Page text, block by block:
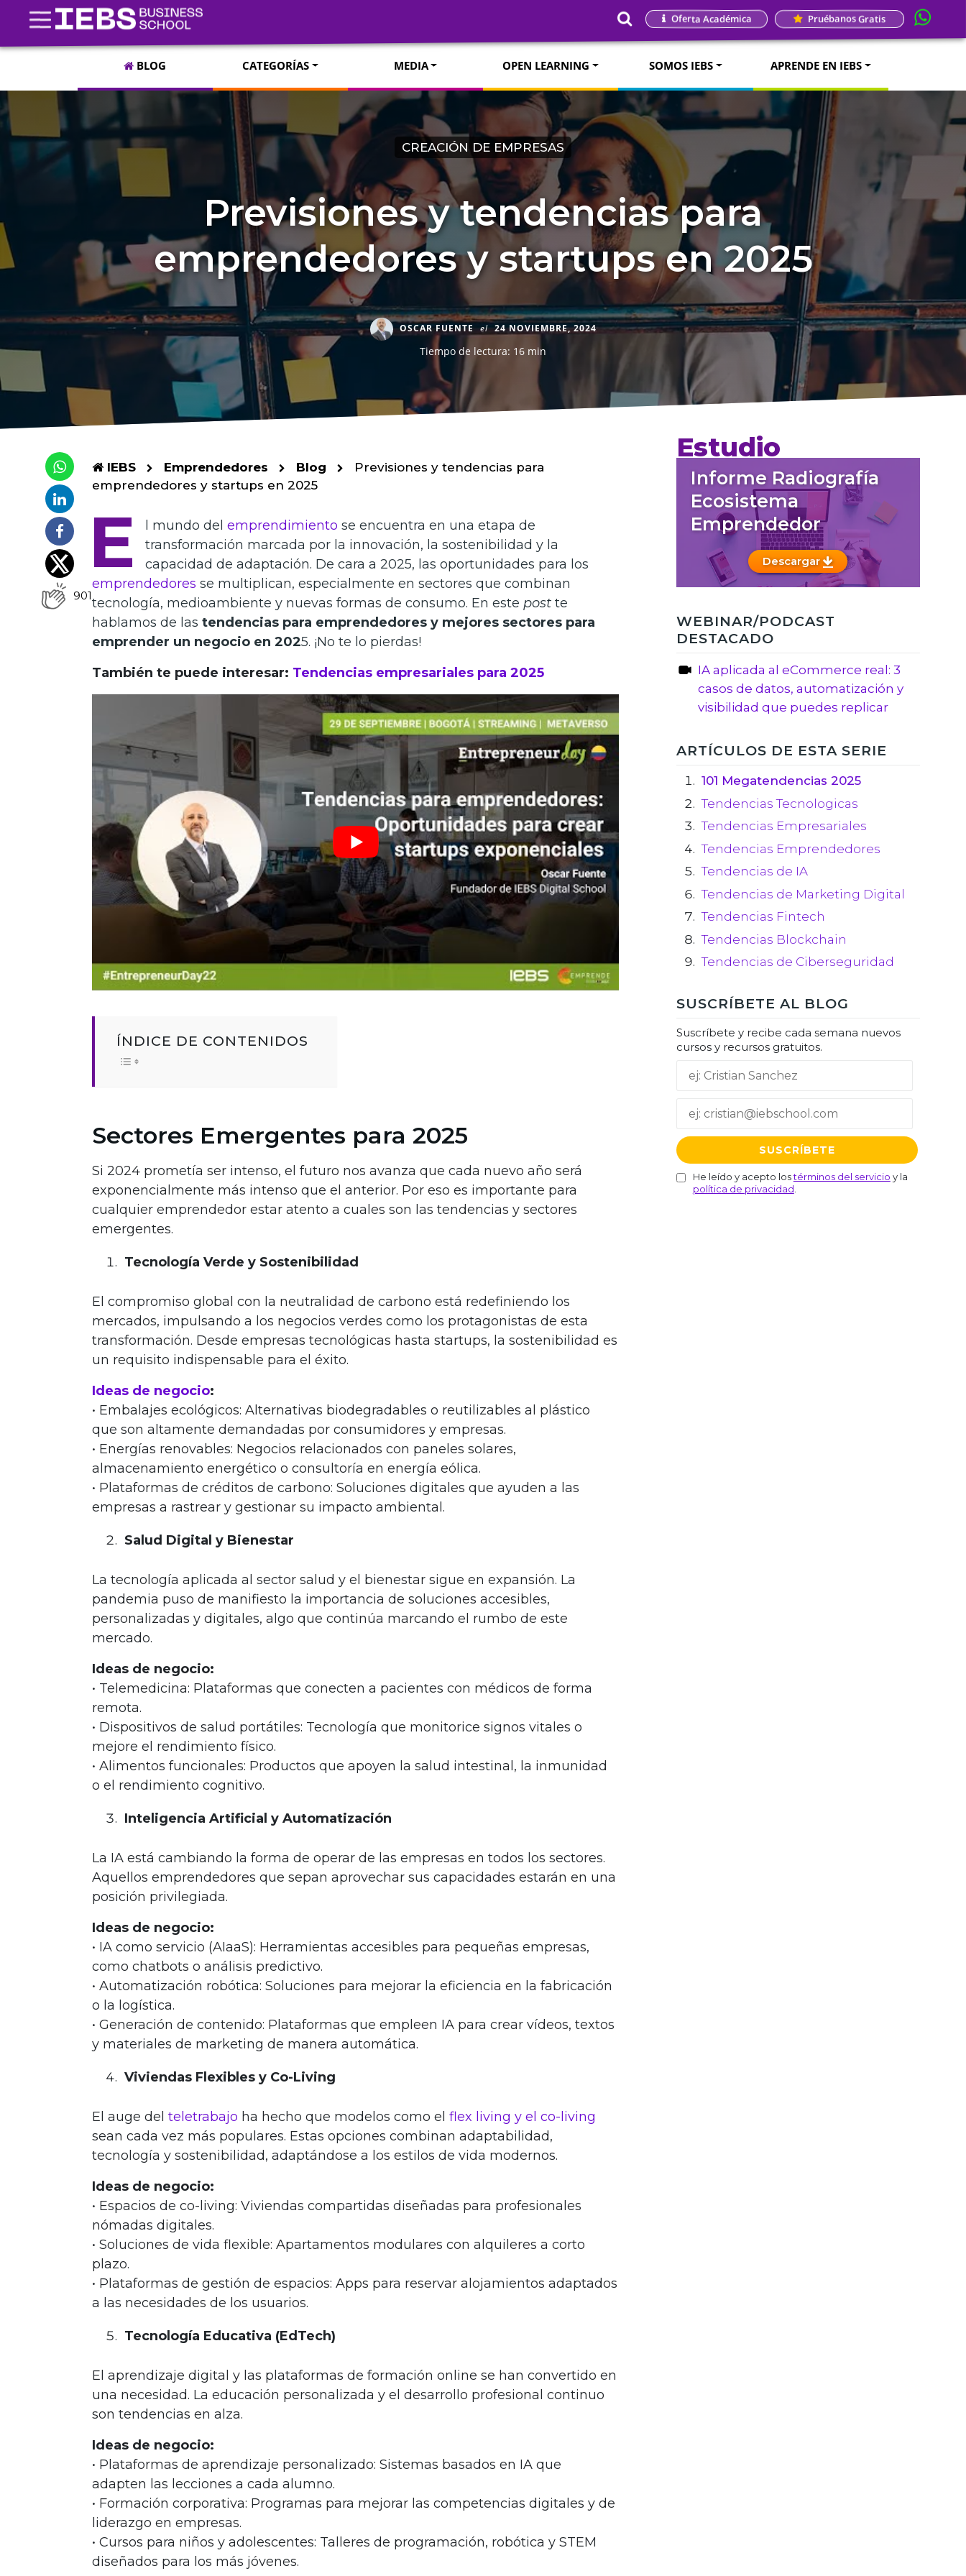
Oferta Académica Pruébanos Gratis
BLOG CATEGORÍAS MEDIA OPEN LEARNING SOMOS IEBS APRENDE EN IEBS
CREACIÓN DE EMPRESAS
Previsiones y tendencias para
emprendedores y startups en 2025
OSCAR FUENTE el 24 NOVIEMBRE, 2024
Tiempo de lectura: 16 min
901
IEBS Emprendedores Blog
Previsiones y tendencias para
emprendedores y startups en 2025
E l mundo del emprendimiento se encuentra en una etapa de
transformación marcada por la innovación, la sostenibilidad y la
capacidad de adaptación. De cara a 2025, las oportunidades para los
emprendedores se multiplican, especialmente en sectores que combinan
tecnología, medioambiente y nuevas formas de consumo. En este post te
hablamos de las tendencias para emprendedores y mejores sectores para
emprender un negocio en 2025. ¡No te lo pierdas!
También te puede interesar: Tendencias empresariales para 2025
ÍNDICE DE CONTENIDOS
Sectores Emergentes para 2025
Si 2024 prometía ser intenso, el futuro nos avanza que cada nuevo año será
exponencialmente más intenso que el anterior. Por eso es importante para
cualquier emprendedor estar atento a cuales son las tendencias y sectores
emergentes.
Tecnología Verde y Sostenibilidad
El compromiso global con la neutralidad de carbono está redefiniendo los
mercados, impulsando a los negocios verdes como los protagonistas de esta
transformación. Desde empresas tecnológicas hasta startups, la sostenibilidad es
un requisito indispensable para el éxito.
Ideas de negocio:
• Embalajes ecológicos: Alternativas biodegradables o reutilizables al plástico
que son altamente demandadas por consumidores y empresas.
• Energías renovables: Negocios relacionados con paneles solares,
almacenamiento energético o consultoría en energía eólica.
• Plataformas de créditos de carbono: Soluciones digitales que ayuden a las
empresas a rastrear y gestionar su impacto ambiental.
Salud Digital y Bienestar
La tecnología aplicada al sector salud y el bienestar sigue en expansión. La
pandemia puso de manifiesto la importancia de soluciones accesibles,
personalizadas y digitales, algo que continúa marcando el rumbo de este
mercado.
Ideas de negocio:
• Telemedicina: Plataformas que conecten a pacientes con médicos de forma
remota.
• Dispositivos de salud portátiles: Tecnología que monitorice signos vitales o
mejore el rendimiento físico.
• Alimentos funcionales: Productos que apoyen la salud intestinal, la inmunidad
o el rendimiento cognitivo.
Inteligencia Artificial y Automatización
La IA está cambiando la forma de operar de las empresas en todos los sectores.
Aquellos emprendedores que sepan aprovechar sus capacidades estarán en una
posición privilegiada.
Ideas de negocio:
• IA como servicio (AIaaS): Herramientas accesibles para pequeñas empresas,
como chatbots o análisis predictivo.
• Automatización robótica: Soluciones para mejorar la eficiencia en la fabricación
o la logística.
• Generación de contenido: Plataformas que empleen IA para crear vídeos, textos
y materiales de marketing de manera automática.
Viviendas Flexibles y Co-Living
El auge del teletrabajo ha hecho que modelos como el flex living y el co-living
sean cada vez más populares. Estas opciones combinan adaptabilidad,
tecnología y sostenibilidad, adaptándose a los estilos de vida modernos.
Ideas de negocio:
• Espacios de co-living: Viviendas compartidas diseñadas para profesionales
nómadas digitales.
• Soluciones de vida flexible: Apartamentos modulares con alquileres a corto
plazo.
• Plataformas de gestión de espacios: Apps para reservar alojamientos adaptados
a las necesidades de los usuarios.
Tecnología Educativa (EdTech)
El aprendizaje digital y las plataformas de formación online se han convertido en
una necesidad. La educación personalizada y el desarrollo profesional continuo
son tendencias en alza.
Ideas de negocio:
• Plataformas de aprendizaje personalizado: Sistemas basados en IA que
adapten las lecciones a cada alumno.
• Formación corporativa: Programas para mejorar las competencias digitales y de
liderazgo en empresas.
• Cursos para niños y adolescentes: Talleres de programación, robótica y STEM
diseñados para los más jóvenes.
Estudio
Informe Radiografía
Ecosistema
Emprendedor
Descargar
WEBINAR/PODCAST
DESTACADO
IA aplicada al eCommerce real: 3
casos de datos, automatización y
visibilidad que puedes replicar
ARTÍCULOS DE ESTA SERIE
101 Megatendencias 2025
Tendencias Tecnologicas
Tendencias Empresariales
Tendencias Emprendedores
Tendencias de IA
Tendencias de Marketing Digital
Tendencias Fintech
Tendencias Blockchain
Tendencias de Ciberseguridad
SUSCRÍBETE AL BLOG
Suscríbete y recibe cada semana nuevos
cursos y recursos gratuitos.
He leído y acepto lostérminos del servicio y la
política de privacidad